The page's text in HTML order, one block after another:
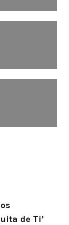
de Ti’